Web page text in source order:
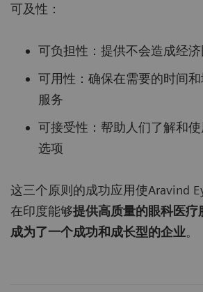
可及性：
可负担性：提供不会造成经
可用性：确保在需要的时间
服务
可接受性：帮助人们了解和
选项
这三个原则的成功应用使Aravind
在印度能够提供高质量的眼科医疗
成为了一个成功和成长型的企业。